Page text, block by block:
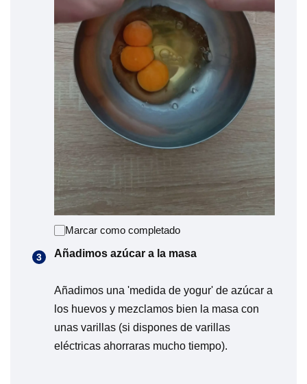
Marcar como completado
Añadimos azúcar a la masa
Añadimos una 'medida de yogur' de azúcar a
los huevos y mezclamos bien la masa con
unas varillas (si dispones de varillas
eléctricas ahorraras mucho tiempo).